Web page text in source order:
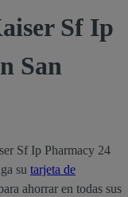
Sf Ip
San
Sf Ip Pharmacy 24
su tarjeta de
ahorrar en todas sus